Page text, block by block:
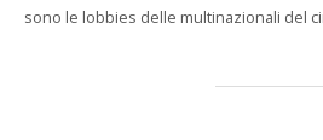
sono le lobbies delle multinazionali del